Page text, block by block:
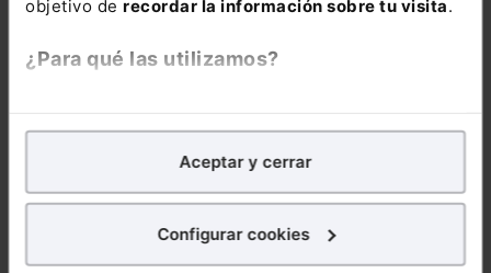
objetivo de recordar la información sobre tu visita.
¿Para qué las utilizamos?
analíticospara tratar demejorar tu experienciaen
nuestra página web. También con fines publicitarios,
para poder mostrarte publicidad y contenidos de tu
Aceptar y cerrar
Configurar cookies
COMENTARIOS
COMENTAR